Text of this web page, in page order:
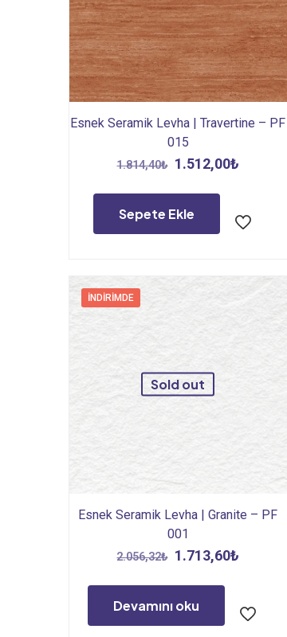
Esnek Seramik Levha | Travertine – PF
015
1.814,40₺ Orijinal
1.814,40₺.
1.512,00₺
Sepete Ekle
İNDIRIMDE
Sold out
Esnek Seramik Levha | Granite – PF
001
2.056,32₺ Orijinal
2.056,32₺.
1.713,60₺
Devamını oku